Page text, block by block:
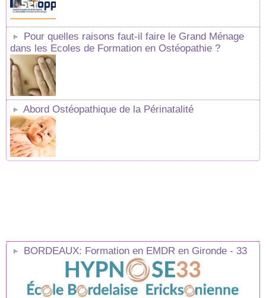
Pour quelles raisons faut-il faire le Grand Ménage
dans les Ecoles de Formation en Ostéopathie ?
Abord Ostéopathique de la Périnatalité
BORDEAUX: Formation en EMDR en Gironde - 33